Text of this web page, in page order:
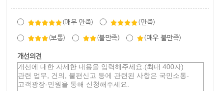
(매우 만족) (만족)
(보통) (불만족) (매우 불만족)
개선의견